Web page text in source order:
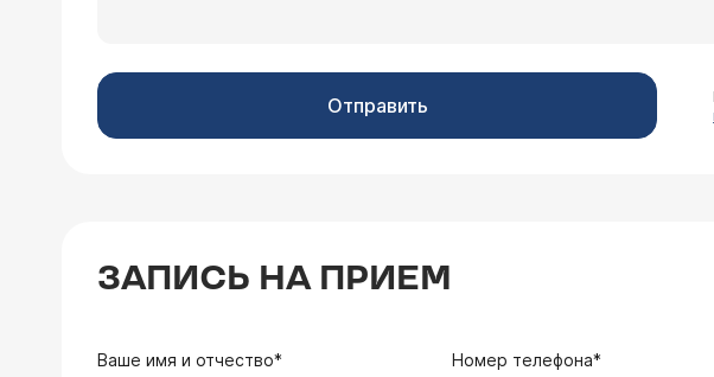
Отправить
ЗАПИСЬ НА ПРИЕМ
Ваше имя и отчество* Номер телефона*